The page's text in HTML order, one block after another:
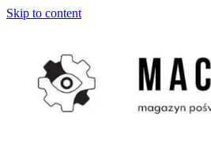
Skip to content